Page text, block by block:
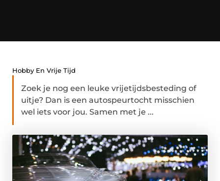
Hobby En Vrije Tijd
Zoek je nog een leuke vrijetijdsbesteding of
uitje? Dan is een autospeurtocht misschien
wel iets voor jou. Samen met je ...